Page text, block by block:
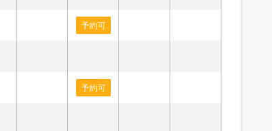
予約可
予約可